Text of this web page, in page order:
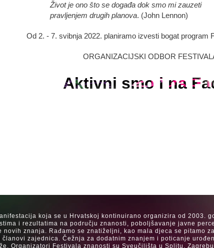
Život je ono što se događa dok smo mi zauzeti
pravljenjem drugih planova. (John Lennon)
Od 2. - 7. svibnja 2022. planiramo izvesti bogat program
ORGANIZACIJSKI ODBOR
Aktivni smo i na
koja se u Hrvatskoj kontinuirano organizira od 2003.
i rezultatima na području znanosti, poboljšavanje javne
znanja. Rađamo se znatiželjni, kao mala djeca se pitamo
članovi zajednica. Čežnja za dodatnim znanjem i poticanje
Organizatori Festivala znanosti su Sveučilišta u Splitu,